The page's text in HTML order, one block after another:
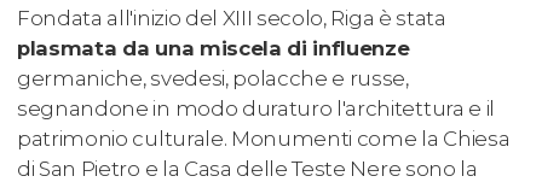
Fondata all'inizio del XIII secolo, Riga è stata
plasmata da una miscela di influenze
germaniche, svedesi, polacche e russe,
segnandone in modo duraturo l'architettura e il
patrimonio culturale. Monumenti come la Chiesa
di San Pietro e la Casa delle Teste Nere sono la